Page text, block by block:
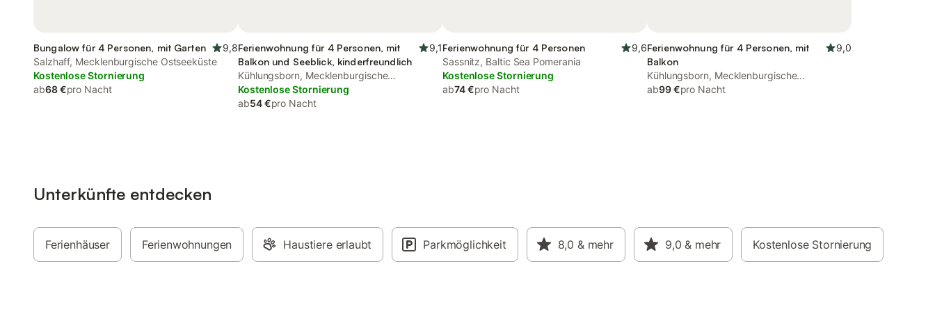
Bungalow für 4 Personen, mit Garten
9,8
Salzhaff, Mecklenburgische Ostseeküste
Kostenlose Stornierung
ab68 €pro Nacht
Ferienwohnung für 4 Personen, mit
Balkon und Seeblick, kinderfreundlich
9,1
Kühlungsborn, Mecklenburgische
Ostseeküste
Kostenlose Stornierung
ab54 €pro Nacht
Ferienwohnung für 4 Personen
9,6
Sassnitz, Baltic Sea Pomerania
Kostenlose Stornierung
ab74 €pro Nacht
Ferienwohnung für 4 Personen, mit
Balkon
9,0
Kühlungsborn, Mecklenburgische
Ostseeküste
ab99 €pro Nacht
Unterkünfte entdecken
Ferienhäuser Ferienwohnungen Haustiere erlaubt Parkmöglichkeit 8,0 & mehr 9,0 & mehr Kostenlose Stornierung